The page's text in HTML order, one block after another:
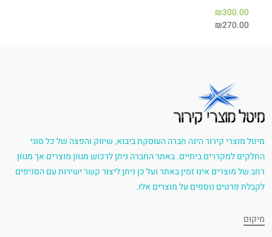
₪300.00
₪270.00
מיטל מוצרי קירור הינה חברה העוסקת ביבוא, שיווק והפצה של כל סוגי
החלקים למקררים ביתיים. באתר החברה ניתן לרכוש מגוון מוצרים אך מגוון
רחב של מוצרים אינו זמין באתר ועל כן ניתן ליצור קשר ישירות עם הסניפים
לקבלת פרטים נוספים על מוצרים אלו.
מיקום